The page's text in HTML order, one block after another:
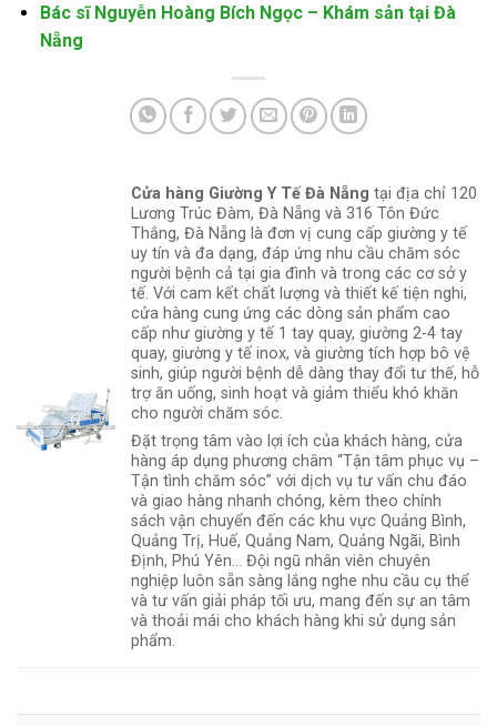
Bác sĩ Nguyễn Hoàng Bích Ngọc – Khám sản tại Đà
Nẵng
Cửa hàng Giường Y Tế Đà Nẵng tại địa chỉ 120
Lương Trúc Đàm, Đà Nẵng và 316 Tôn Đức
Thắng, Đà Nẵng là đơn vị cung cấp giường y tế
uy tín và đa dạng, đáp ứng nhu cầu chăm sóc
người bệnh cả tại gia đình và trong các cơ sở y
tế. Với cam kết chất lượng và thiết kế tiện nghi,
cửa hàng cung ứng các dòng sản phẩm cao
cấp như giường y tế 1 tay quay, giường 2-4 tay
quay, giường y tế inox, và giường tích hợp bô vệ
sinh, giúp người bệnh dễ dàng thay đổi tư thế, hỗ
trợ ăn uống, sinh hoạt và giảm thiểu khó khăn
cho người chăm sóc.
Đặt trọng tâm vào lợi ích của khách hàng, cửa
hàng áp dụng phương châm “Tận tâm phục vụ –
Tận tình chăm sóc” với dịch vụ tư vấn chu đáo
và giao hàng nhanh chóng, kèm theo chính
sách vận chuyển đến các khu vực Quảng Bình,
Quảng Trị, Huế, Quảng Nam, Quảng Ngãi, Bình
Định, Phú Yên... Đội ngũ nhân viên chuyên
nghiệp luôn sẵn sàng lắng nghe nhu cầu cụ thể
và tư vấn giải pháp tối ưu, mang đến sự an tâm
và thoải mái cho khách hàng khi sử dụng sản
phẩm.